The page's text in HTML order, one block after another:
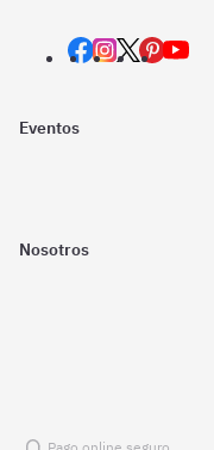
Eventos
Nosotros